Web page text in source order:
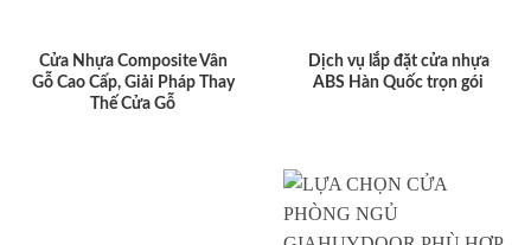
Cửa Nhựa Composite Vân
Gỗ Cao Cấp, Giải Pháp Thay
Thế Cửa Gỗ
Dịch vụ lắp đặt cửa nhựa
ABS Hàn Quốc trọn gói